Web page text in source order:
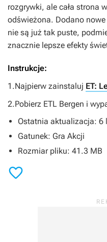
rozgrywki, ale cała strona
odświeżona. Dodano
nie są już tak puste,
znacznie lepsze efekty
Instrukcje:
1.Najpierw zainstaluj ET:
2.Pobierz ETL Bergen i
Ostatnia aktualizacja: 6
Gatunek: Gra Akcji
Rozmiar pliku: 41.3 MB
